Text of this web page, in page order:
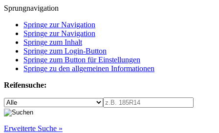
Sprungnavigation
Springe zur Navigation
Springe zur Navigation
Springe zum Inhalt
Springe zum Login-Button
Springe zum Button für Einstellungen
Springe zu den allgemeinen Informationen
Reifensuche:
Erweiterte Suche »